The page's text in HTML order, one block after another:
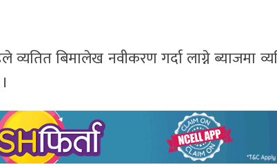
व्यतित बिमालेख नवीकरण गर्दा लाग्ने ब्याजमा